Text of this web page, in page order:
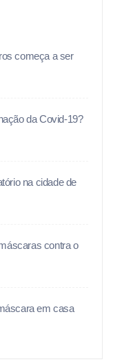
começa a ser
da Covid-19?
na cidade de
contra o
em casa